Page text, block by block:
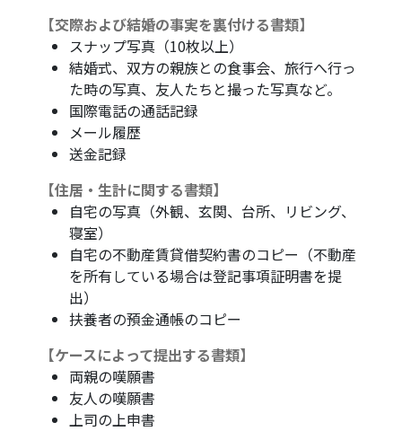
【交際および結婚の事実を裏付ける書類】
スナップ写真（10枚以上）
結婚式、双方の親族との食事会、旅行へ行っ
た時の写真、友人たちと撮った写真など。
国際電話の通話記録
メール履歴
送金記録
【住居・生計に関する書類】
自宅の写真（外観、玄関、台所、リビング、
寝室）
自宅の不動産賃貸借契約書のコピー（不動産
を所有している場合は登記事項証明書を提
出）
扶養者の預金通帳のコピー
【ケースによって提出する書類】
両親の嘆願書
友人の嘆願書
上司の上申書